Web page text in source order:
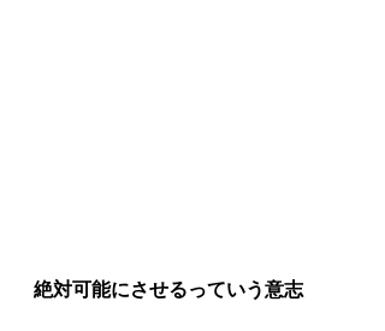
絶対可能にさせるっていう意志